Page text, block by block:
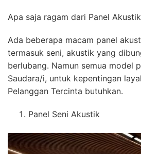
Apa saja ragam dari Panel
Ada beberapa macam panel
termasuk seni, akustik yang
berlubang. Namun semua model
Saudara/i, untuk kepentingan
Pelanggan Tercinta butuhkan.
Panel Seni Akustik